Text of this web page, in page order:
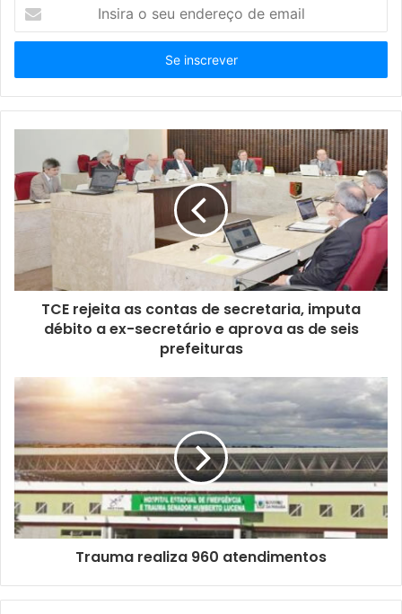
s
r
a
u
e
n
d
e
m
l
TCE rejeita as contas de secretaria, imputa
débito a ex-secretário e aprova as de seis
prefeituras
Trauma realiza 960 atendimentos